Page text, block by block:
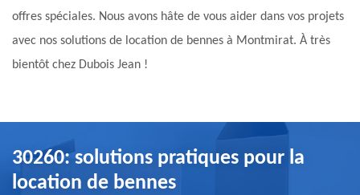
offres spéciales. Nous avons hâte de vous aider dans vos projets
avec nos solutions de location de bennes à Montmirat. À très
bientôt chez Dubois Jean !
30260: solutions pratiques pour la
location de bennes